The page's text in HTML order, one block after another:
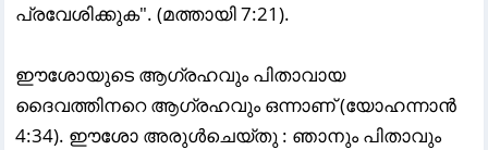
പ്രവേശിക്കുക". (മത്തായി 7:21).
ഈശോയുടെ ആഗ്രഹവും പിതാവായ
ദൈവത്തിനറെ ആഗ്രഹവും ഒന്നാണ് (യോഹന്നാൻ
4:34). ഈശോ അരുൾചെയ്തു : ഞാനും പിതാവും